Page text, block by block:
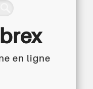
en ligne